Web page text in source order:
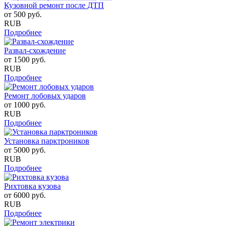
Кузовной ремонт после ДТП
от 500 руб.
RUB
Подробнее
Развал-схождение
от 1500 руб.
RUB
Подробнее
Ремонт лобовых ударов
от 1000 руб.
RUB
Подробнее
Установка парктроников
от 5000 руб.
RUB
Подробнее
Рихтовка кузова
от 6000 руб.
RUB
Подробнее